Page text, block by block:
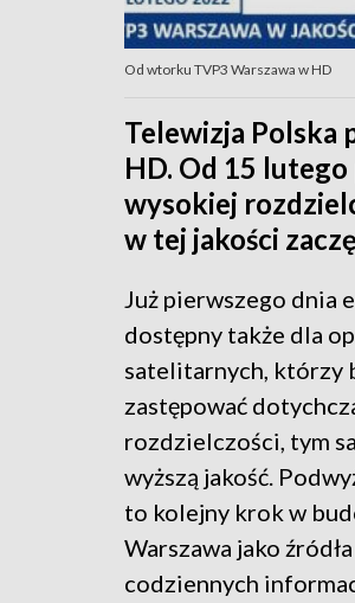
Od wtorku TVP3 Warszawa w HD
Telewizja Polska
HD. Od 15
wysokiej
w tej jakości
Już pierwszego dnia
dostępny także dla
satelitarnych, którzy
zastępować
rozdzielczości, tym
wyższą jakość.
to kolejny krok w
Warszawa jako
codziennych